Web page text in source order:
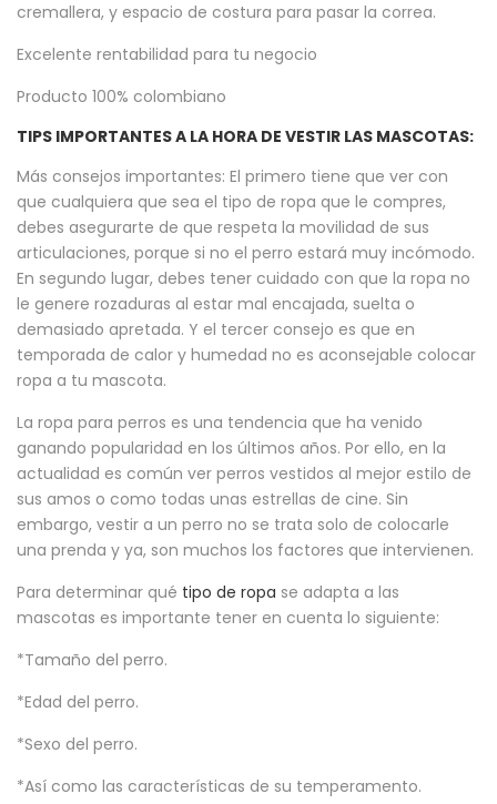
cremallera, y espacio de costura para pasar la correa.
Excelente rentabilidad para tu negocio
Producto 100% colombiano
TIPS IMPORTANTES A LA HORA DE VESTIR LAS MASCOTAS:
Más consejos importantes: El primero tiene que ver con
que cualquiera que sea el tipo de ropa que le compres,
debes asegurarte de que respeta la movilidad de sus
articulaciones, porque si no el perro estará muy incómodo.
En segundo lugar, debes tener cuidado con que la ropa no
le genere rozaduras al estar mal encajada, suelta o
demasiado apretada. Y el tercer consejo es que en
temporada de calor y humedad no es aconsejable colocar
ropa a tu mascota.
La ropa para perros es una tendencia que ha venido
ganando popularidad en los últimos años. Por ello, en la
actualidad es común ver perros vestidos al mejor estilo de
sus amos o como todas unas estrellas de cine. Sin
embargo, vestir a un perro no se trata solo de colocarle
una prenda y ya, son muchos los factores que intervienen.
Para determinar qué tipo de ropa se adapta a las
mascotas es importante tener en cuenta lo siguiente:
*Tamaño del perro.
*Edad del perro.
*Sexo del perro.
*Así como las características de su temperamento.